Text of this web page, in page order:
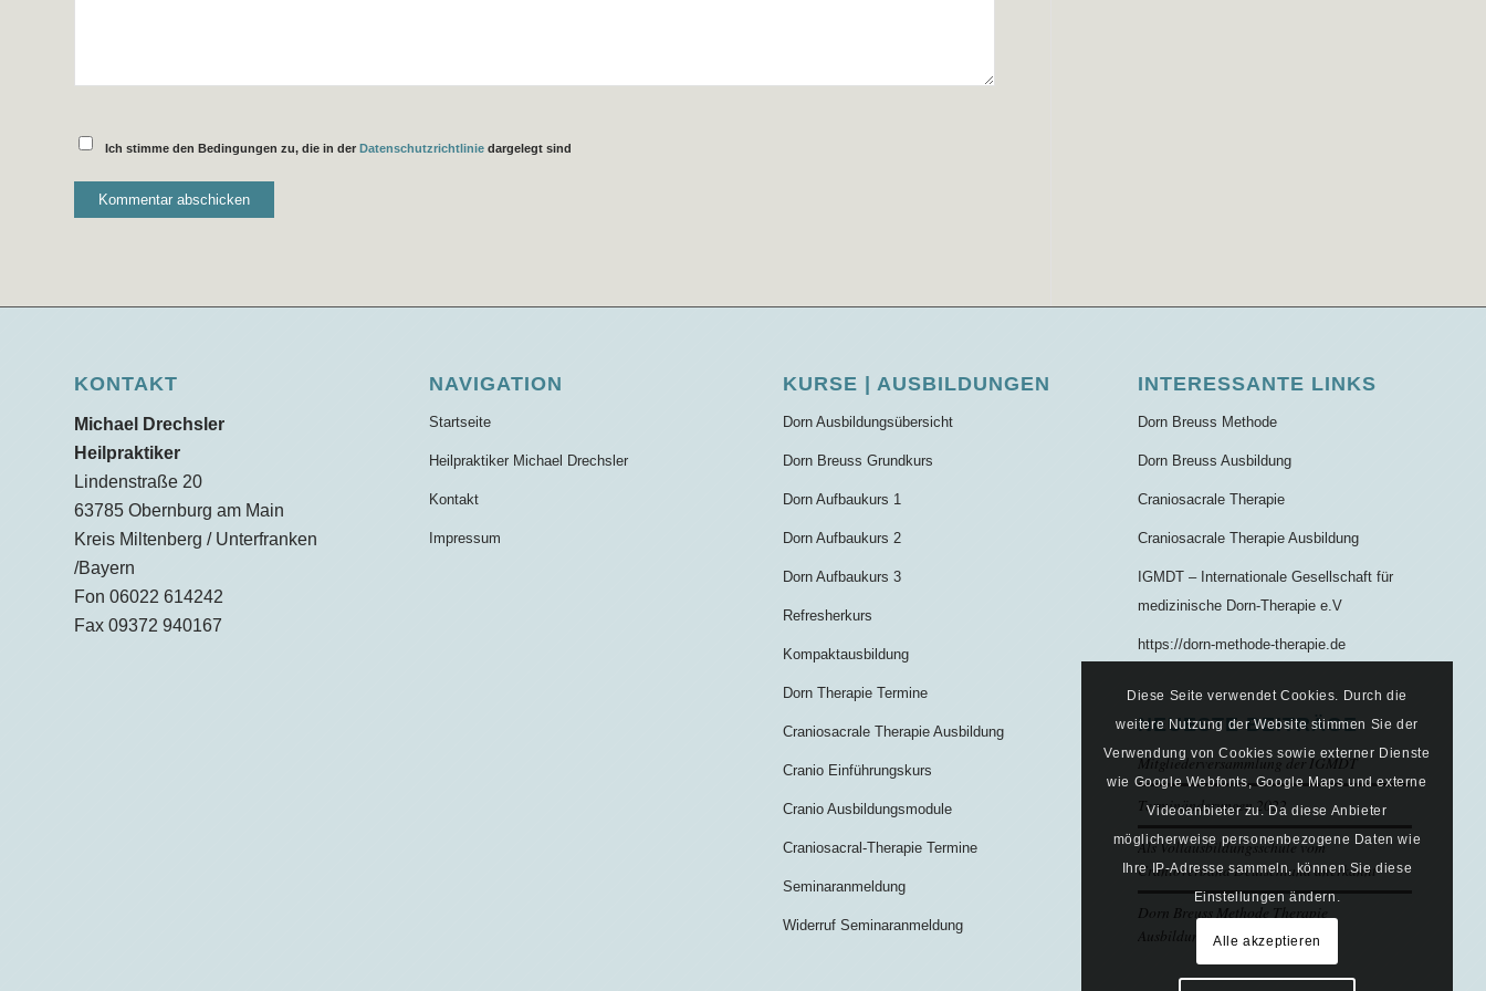
Ich stimme den Bedingungen zu, die in der Datenschutzrichtliniedargelegt sind
KONTAKT
Michael Drechsler
Heilpraktiker
Lindenstraße 20
63785 Obernburg am Main
Kreis Miltenberg / Unterfranken
/Bayern
Fon 06022 614242
Fax 09372 940167
NAVIGATION
Startseite
Heilpraktiker Michael Drechsler
Kontakt
Impressum
KURSE | AUSBILDUNGEN
Dorn Ausbildungsübersicht
Dorn Breuss Grundkurs
Dorn Aufbaukurs 1
Dorn Aufbaukurs 2
Dorn Aufbaukurs 3
Refresherkurs
Kompaktausbildung
Dorn Therapie Termine
Craniosacrale Therapie Ausbildung
Cranio Einführungskurs
Cranio Ausbildungsmodule
Craniosacral-Therapie Termine
Seminaranmeldung
Widerruf Seminaranmeldung
INTERESSANTE LINKS
Dorn Breuss Methode
Dorn Breuss Ausbildung
Craniosacrale Therapie
Craniosacrale Therapie Ausbildung
IGMDT – Internationale Gesellschaft für
medizinische Dorn-Therapie e.V
https://dorn-methode-therapie.de
NEUESTE BEITRÄGE
Mitgliederversammlung der IGMDT
Terminänderungen 2022
Als Vollausbildungsschule vom
Cranioverband Deutschland anerkannt
Dorn Breuss Methode Therapie
Ausbildungstermine 2020/21
Diese Seite verwendet Cookies. Durch die
weitere Nutzung der Website stimmen Sie der
Verwendung von Cookies sowie externer Dienste
wie Google Webfonts, Google Maps und externe
Videoanbieter zu. Da diese Anbieter
möglicherweise personenbezogene Daten wie
Ihre IP-Adresse sammeln, können Sie diese
Einstellungen ändern.
Alle akzeptieren